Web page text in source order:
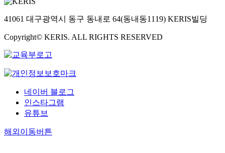
41061 대구광역시 동구 동내로 64(동내동1119) KERIS빌딩
Copyright© KERIS. ALL RIGHTS RESERVED
네이버 블로그
인스타그램
유튜브
해외이동버튼